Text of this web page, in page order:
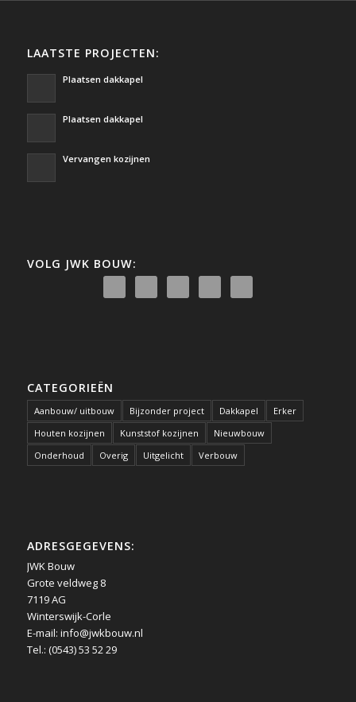
LAATSTE PROJECTEN:
Plaatsen dakkapel
Plaatsen dakkapel
Vervangen kozijnen
VOLG JWK BOUW:
CATEGORIEËN
Aanbouw/ uitbouw Bijzonder project Dakkapel
Erker
Houten kozijnen
Kunststof kozijnen
Nieuwbouw
Onderhoud
Overig Uitgelicht Verbouw
ADRESGEGEVENS:
JWK Bouw
Grote veldweg 8
7119 AG
Winterswijk-Corle
E-mail: info@jwkbouw.nl
Tel.: (0543) 53 52 29